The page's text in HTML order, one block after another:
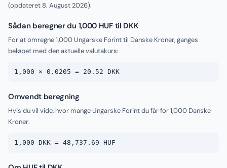
(opdateret 8. August 2026).
Sådan beregner du 1,000 HUF til DKK
For at omregne 1,000 Ungarske Forint til Danske Kroner, ganges
beløbet med den aktuelle valutakurs:
1,000 × 0.0205 = 20.52 DKK
Omvendt beregning
Hvis du vil vide, hvor mange Ungarske Forint du får for 1,000 Danske
Kroner:
1,000 DKK = 48,737.69 HUF